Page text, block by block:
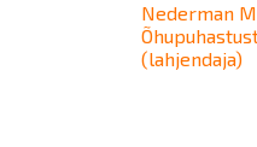
Nederman
(lahjendaja)